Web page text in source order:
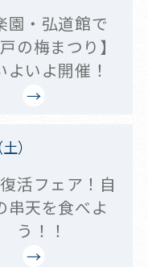
園・弘道館で
戸の梅まつり】
よいよ開催！
）
活フェア！自
串天を食べよ
う！！